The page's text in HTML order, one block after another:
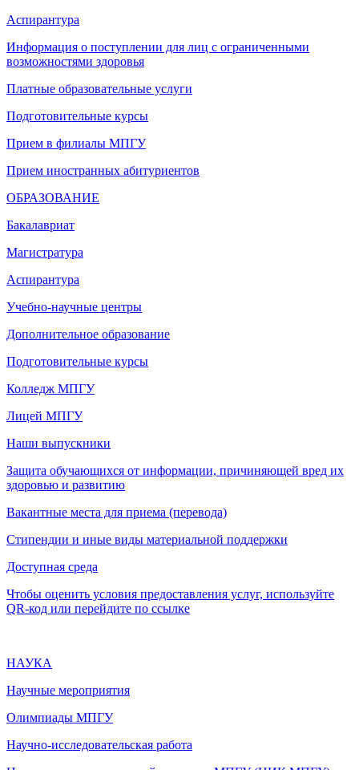
Аспирантура
Информация о поступлении для лиц с ограниченными
возможностями здоровья
Платные образовательные услуги
Подготовительные курсы
Прием в филиалы МПГУ
Прием иностранных абитуриентов
ОБРАЗОВАНИЕ
Бакалавриат
Магистратура
Аспирантура
Учебно-научные центры
Дополнительное образование
Подготовительные курсы
Колледж МПГУ
Лицей МПГУ
Наши выпускники
Защита обучающихся от информации, причиняющей вред их
здоровью и развитию
Вакантные места для приема (перевода)
Стипендии и иные виды материальной поддержки
Доступная среда
Чтобы оценить условия предоставления услуг, используйте
QR-код или перейдите по ссылке
НАУКА
Научные мероприятия
Олимпиады МПГУ
Научно-исследовательская работа